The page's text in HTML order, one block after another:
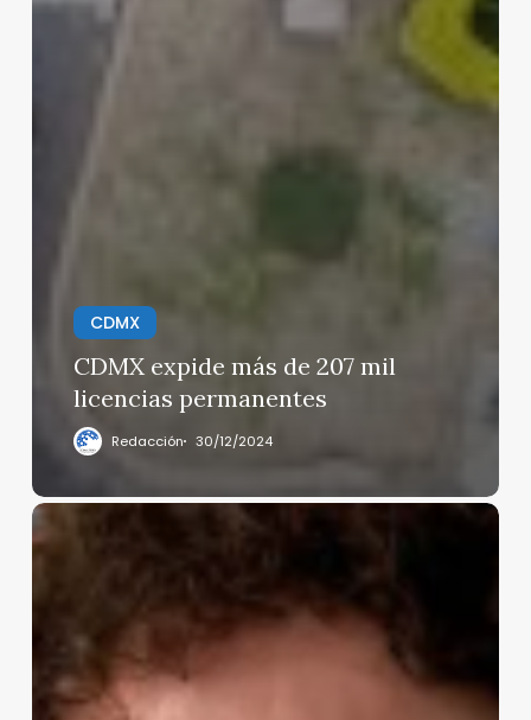
CDMX
CDMX expide más de 207 mil
licencias permanentes
Redacción 30/12/2024
Responden
taxistas
Luisito
Comunica